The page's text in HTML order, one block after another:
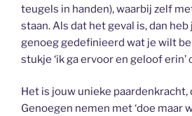
teugels in handen), waarbij zelf
staan. Als dat het geval is, dan
genoeg gedefinieerd wat je wilt
stukje ‘ik ga ervoor en geloof
Het is jouw unieke
Genoegen nemen met ‘doe maar